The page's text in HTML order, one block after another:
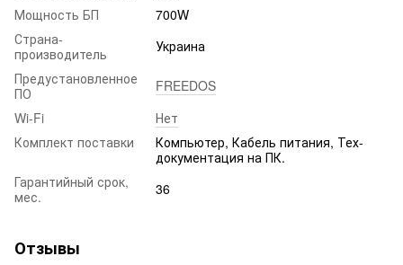
Мощность БП
700W
Страна-
производитель
Украина
Предустановленное
ПО
FREEDOS
Wi-Fi
Нет
Комплект поставки
Компьютер, Кабель питания, Тех-
документация на ПК.
Гарантийный срок,
мес.
36
Отзывы